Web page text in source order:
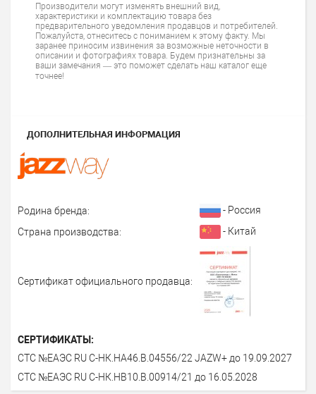
Производители могут изменять внешний вид,
характеристики и комплектацию товара без
предварительного уведомления продавцов и потребителей.
Пожалуйста, отнеситесь с пониманием к этому факту. Мы
заранее приносим извинения за возможные неточности в
описании и фотографиях товара. Будем признательны за
ваши замечания — это поможет сделать наш каталог еще
точнее!
ДОПОЛНИТЕЛЬНАЯ ИНФОРМАЦИЯ
Родина бренда:
- Россия
Страна производства:
- Китай
Сертификат официального продавца:
СЕРТИФИКАТЫ:
СТС №ЕАЭС RU С-НК.НА46.B.04556/22 JAZW+ до 19.09.2027
СТС №ЕАЭС RU C-НК.HB10.B.00914/21 до 16.05.2028